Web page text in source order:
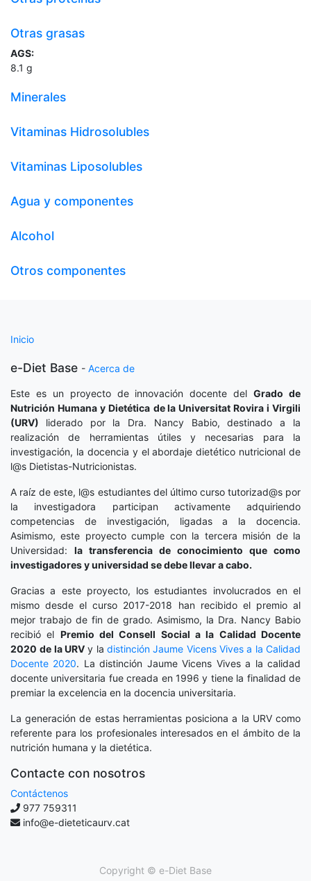
Otras grasas
AGS:
8.1 g
Minerales
Vitaminas Hidrosolubles
Vitaminas Liposolubles
Agua y componentes
Alcohol
Otros componentes
Inicio
e-Diet Base - Acerca de
Este es un proyecto de innovación docente delGrado de
Nutrición Humana y Dietética de la Universitat Rovira i Virgili
(URV) liderado por la Dra. Nancy Babio, destinado a la
realización de herramientas útiles y necesarias para la
investigación, la docencia y el abordaje dietético nutricional de
l@s Dietistas-Nutricionistas.
A raíz de este, l@s estudiantes del último curso tutorizad@s por
la investigadora participan activamente adquiriendo
competencias de investigación, ligadas a la docencia.
Asimismo, este proyecto cumple con la tercera misión de la
Universidad: la transferencia de conocimiento que como
investigadores y universidad se debe llevar a cabo.
Gracias a este proyecto, los estudiantes involucrados en el
mismo desde el curso 2017-2018 han recibido el premio al
mejor trabajo de fin de grado. Asimismo, la Dra. Nancy Babio
recibió el Premio del Consell Social a la Calidad Docente
2020 de la URV y ladistinción Jaume Vicens Vives a la Calidad
Docente 2020. La distinción Jaume Vicens Vives a la calidad
docente universitaria fue creada en 1996 y tiene la finalidad de
premiar la excelencia en la docencia universitaria.
La generación de estas herramientas posiciona a la URV como
referente para los profesionales interesados en el ámbito de la
nutrición humana y la dietética.
Contacte con nosotros
Contáctenos
977 759311
info@e-dieteticaurv.cat
Copyright © e-Diet Base